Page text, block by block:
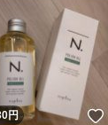
ね！
円